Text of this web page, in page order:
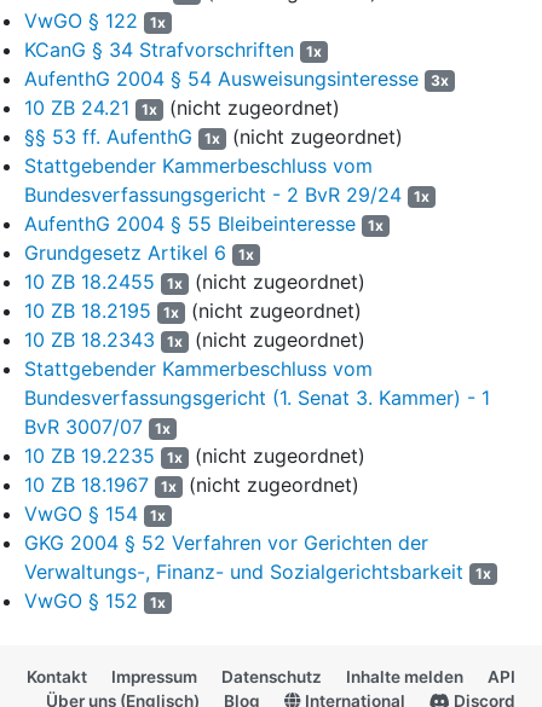
Bleibeinteresse. Der Kläger halte sich erst seit 2022 in
Deutschland auf, habe keine Aufenthaltserlaubnis und auch
keinen Anspruch auf eine solche. Er wohne in einer Notunterkunft
und lebe ausschließlich von öffentlichen Leistungen. Die
Eheschließung mit seiner ukrainischer Verlobten stehe nicht
unmittelbar bevor, es bestünden getrennte Wohnsitze,
gegebenenfalls könne die Beziehung auch in Marokko geführt
werden.
Das Zulassungsvorbringen rügt mehrfach und in
unterschiedlichen Zusammenhängen, das Verwaltungsgericht
habe sich nicht nur auf generalpräventive Erwägungen stützen
dürfen und im Übrigen das Ausweisungs- und das Bleibeinteresse
des Klägers falsch gewichtet und gegeneinander abgewogen. Es
müsse sowohl bei der Frage des Ausweisungsinteresses als
auch bei der Abwägung einen Unterschied machen, ob von einem
Ausländer noch eine Wiederholungsgefahr ausgehe. Das
Verwaltungsgericht habe verkannt, dass der
Ausweisungsbescheid irrtümlich von einem Handeltreiben mit
Betäubungsmitteln ausgegangen sei und nicht hinreichend
gewürdigt, dass der Kläger den Betäubungsmittelkonsum nach
Beratungsgesprächen aufgegeben habe. Der Cannabis-Konsum
werde mittlerweile rechtlich und gesellschaftlich anders beurteilt.
Wesentlichen Probleme bei der Beschaffung von Dokumenten in
VwGO § 122
1x
KCanG § 34 Strafvorschriften 1x
AufenthG 2004 § 54 Ausweisungsinteresse 3x
10 ZB 24.21 1x (nicht zugeordnet)
§§ 53 ff. AufenthG
1x (nicht zugeordnet)
Stattgebender Kammerbeschluss vom
Bundesverfassungsgericht - 2 BvR 29/24
1x
AufenthG 2004 § 55 Bleibeinteresse 1x
Grundgesetz Artikel 6 1x
10 ZB 18.2455 1x (nicht zugeordnet)
10 ZB 18.2195
1x (nicht zugeordnet)
10 ZB 18.2343
1x (nicht zugeordnet)
Stattgebender Kammerbeschluss vom
Bundesverfassungsgericht (1. Senat 3. Kammer) - 1
BvR 3007/07
1x
10 ZB 19.2235 1x (nicht zugeordnet)
10 ZB 18.1967
1x (nicht zugeordnet)
VwGO § 154
1x
GKG 2004 § 52 Verfahren vor Gerichten der
Verwaltungs-, Finanz- und Sozialgerichtsbarkeit
1x
VwGO § 152 1x
Kontakt Impressum Datenschutz Inhalte melden
API
Über uns (Englisch)
Blog International Discord